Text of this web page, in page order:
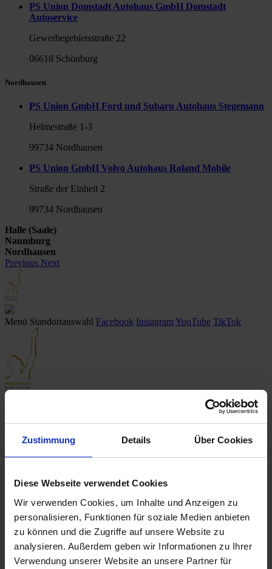
Zustimmung Details Über Cookies
Diese Webseite verwendet Cookies
Wir verwenden Cookies, um Inhalte und Anzeigen zu
personalisieren, Funktionen für soziale Medien anbieten
zu können und die Zugriffe auf unsere Website zu
analysieren. Außerdem geben wir Informationen zu Ihrer
Verwendung unserer Website an unsere Partner für
PS Union Domstadt Autohaus GmbH Domstadt
Autoservice
Gewerbegebietsstraße 22
06618 Schönburg
Nordhausen
PS Union GmbH Ford und Subaru Autohaus Stegemann
Helmestraße 1-3
99734 Nordhausen
PS Union GmbH Volvo Autohaus Roland Mobile
Straße der Einheit 2
99734 Nordhausen
Halle (Saale)
Naumburg
Nordhausen
Previous Next
Menü Standortauswahl Facebook Instagram YouTube TikTok
Detailseite
Fahrzeug existiert nicht
Suche anpassen
Innen- & Außenausstattung
Sonstiges